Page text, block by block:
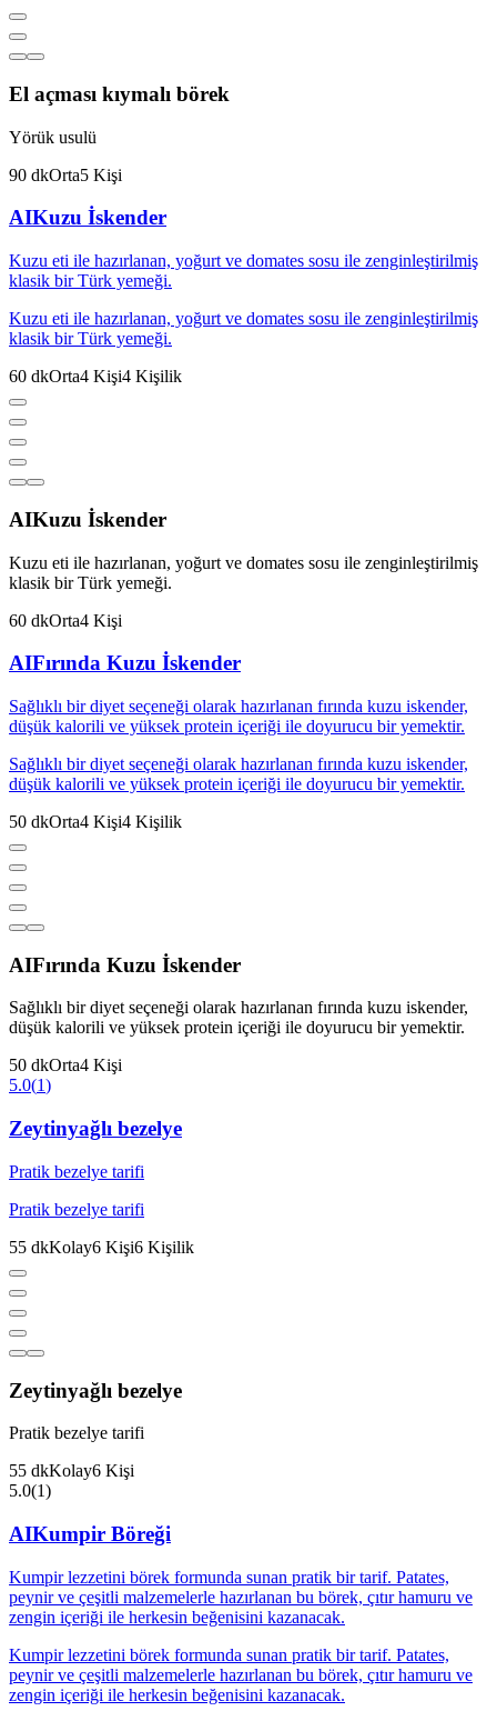
El açması kıymalı börek
Yörük usulü
90 dkOrta5 Kişi
AIKuzu İskender
Kuzu eti ile hazırlanan, yoğurt ve domates sosu ile zenginleştirilmiş
klasik bir Türk yemeği.
Kuzu eti ile hazırlanan, yoğurt ve domates sosu ile zenginleştirilmiş
klasik bir Türk yemeği.
60 dkOrta4 Kişi4 Kişilik
AIKuzu İskender
Kuzu eti ile hazırlanan, yoğurt ve domates sosu ile zenginleştirilmiş
klasik bir Türk yemeği.
60 dkOrta4 Kişi
AIFırında Kuzu İskender
Sağlıklı bir diyet seçeneği olarak hazırlanan fırında kuzu iskender,
düşük kalorili ve yüksek protein içeriği ile doyurucu bir yemektir.
Sağlıklı bir diyet seçeneği olarak hazırlanan fırında kuzu iskender,
düşük kalorili ve yüksek protein içeriği ile doyurucu bir yemektir.
50 dkOrta4 Kişi4 Kişilik
AIFırında Kuzu İskender
Sağlıklı bir diyet seçeneği olarak hazırlanan fırında kuzu iskender,
düşük kalorili ve yüksek protein içeriği ile doyurucu bir yemektir.
50 dkOrta4 Kişi
5.0(1)
Zeytinyağlı bezelye
Pratik bezelye tarifi
Pratik bezelye tarifi
55 dkKolay6 Kişi6 Kişilik
Zeytinyağlı bezelye
Pratik bezelye tarifi
55 dkKolay6 Kişi
5.0(1)
AIKumpir Böreği
Kumpir lezzetini börek formunda sunan pratik bir tarif. Patates,
peynir ve çeşitli malzemelerle hazırlanan bu börek, çıtır hamuru ve
zengin içeriği ile herkesin beğenisini kazanacak.
Kumpir lezzetini börek formunda sunan pratik bir tarif. Patates,
peynir ve çeşitli malzemelerle hazırlanan bu börek, çıtır hamuru ve
zengin içeriği ile herkesin beğenisini kazanacak.